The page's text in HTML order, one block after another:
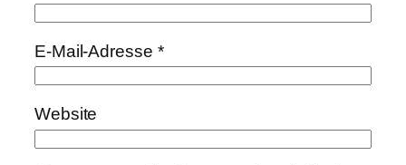
E-Mail-Adresse *
Website